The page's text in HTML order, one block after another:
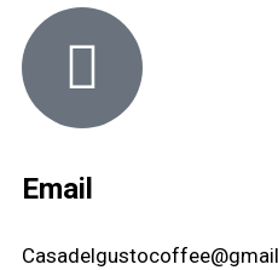
Email